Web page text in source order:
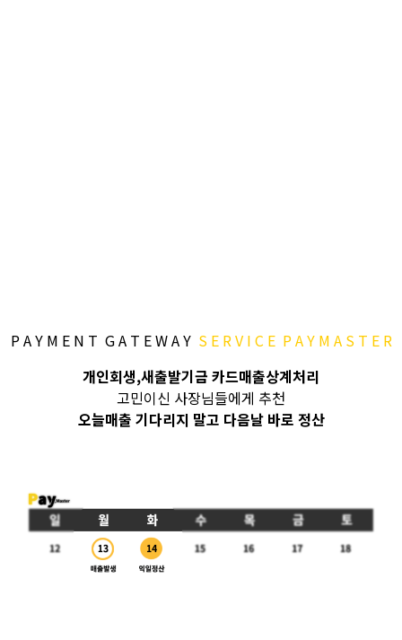
P A Y M E N T G A T E W A Y S E R V I C E P A Y M A S T E R
개인회생,새출발기금 카드매출상계처리
고민이신 사장님들에게 추천
오늘매출 기다리지 말고 다음날 바로 정산